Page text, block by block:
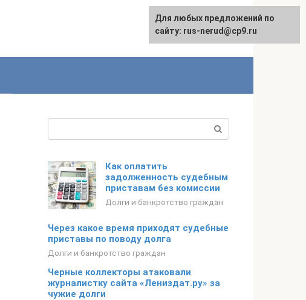
Как оплатить
задолженность судебным
приставам без комиссии
Долги и банкротство граждан
Через какое время приходят судебные
приставы по поводу долга
Долги и банкротство граждан
Черные коллекторы атаковали
журналистку сайта «Лениздат.ру» за
чужие долги
Для любых предложений по
сайту: rus-nerud@cp9.ru